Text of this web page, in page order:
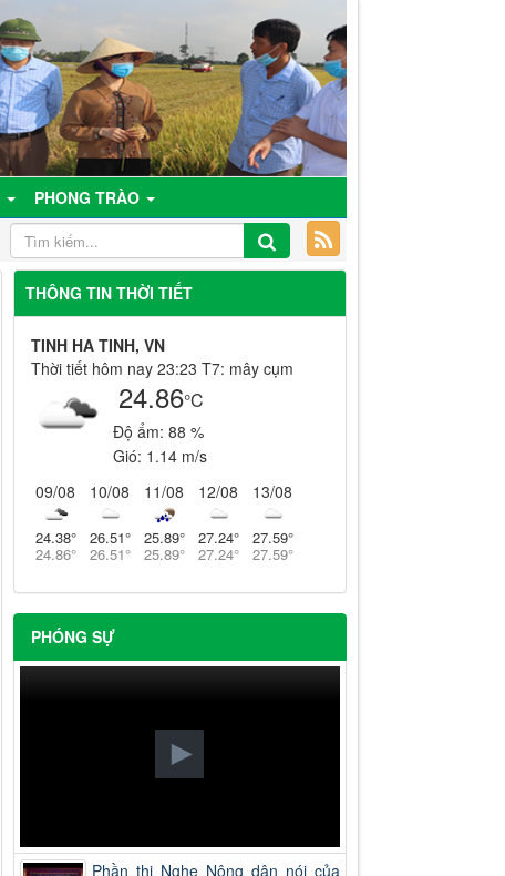
PHONG TRÀO
THÔNG TIN THỜI TIẾT
TINH HA TINH, VN
Thời tiết hôm nay 23:23 T7: mây cụm
24.86°C
Độ ẩm: 88 %
Gió: 1.14 m/s
09/08
24.38°
24.86°
10/08
26.51°
26.51°
11/08
25.89°
25.89°
12/08
27.24°
27.24°
13/08
27.59°
27.59°
PHÓNG SỰ
Phần thi Nghe Nông dân nói của